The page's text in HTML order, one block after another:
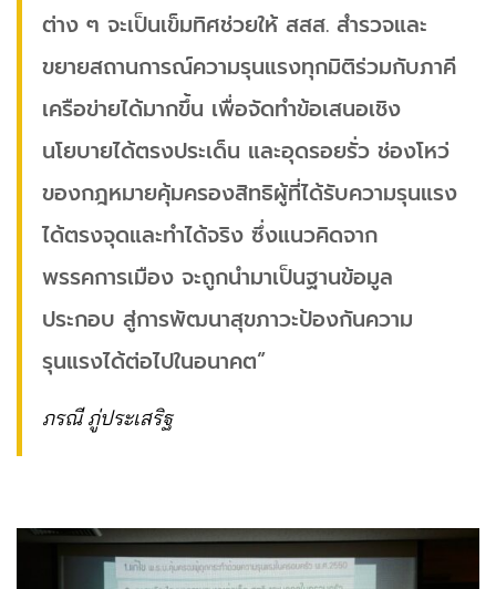
ต่าง ๆ จะเป็นเข็มทิศช่วยให้ สสส. สำรวจและ
ขยายสถานการณ์ความรุนแรงทุกมิติร่วมกับภาคี
เครือข่ายได้มากขึ้น เพื่อจัดทำข้อเสนอเชิง
นโยบายได้ตรงประเด็น และอุดรอยรั่ว ช่องโหว่
ของกฎหมายคุ้มครองสิทธิผู้ที่ได้รับความรุนแรง
ได้ตรงจุดและทำได้จริง ซึ่งแนวคิดจาก
พรรคการเมือง จะถูกนำมาเป็นฐานข้อมูล
ประกอบ สู่การพัฒนาสุขภาวะป้องกันความ
รุนแรงได้ต่อไปในอนาคต”
ภรณี ภู่ประเสริฐ